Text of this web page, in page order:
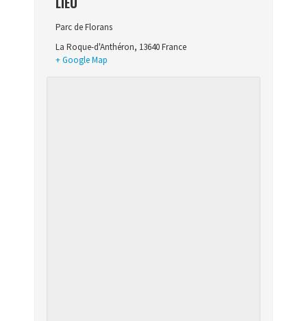
Parc de Florans
La Roque-d'Anthéron, 13640France
+ Google Map